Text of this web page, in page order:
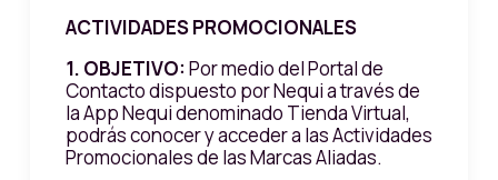
ACTIVIDADES PROMOCIONALES
1. OBJETIVO: Por medio del Portal de
Contacto dispuesto por Nequi a través de
la App Nequi denominado Tienda Virtual,
podrás conocer y acceder a las Actividades
Promocionales de las Marcas Aliadas.